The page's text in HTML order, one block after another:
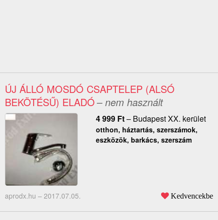
ÚJ ÁLLÓ MOSDÓ CSAPTELEP (ALSÓ
BEKÖTÉSŰ) ELADÓ– nem használt
4 999 Ft– Budapest XX. kerület
otthon, háztartás, szerszámok,
eszközök, barkács, szerszám
aprodx.hu – 2017.07.05. Kedvencekbe